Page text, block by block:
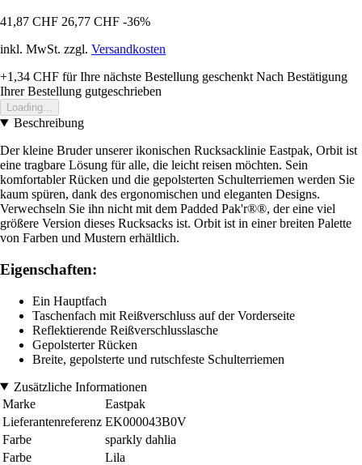
41,87 CHF 26,77 CHF -36%
inkl. MwSt. zzgl. Versandkosten
+1,34 CHF für Ihre nächste Bestellung geschenkt Nach Bestätigung
Ihrer Bestellung gutgeschrieben
Loading...
Beschreibung
Der kleine Bruder unserer ikonischen Rucksacklinie Eastpak, Orbit ist
eine tragbare Lösung für alle, die leicht reisen möchten. Sein
komfortabler Rücken und die gepolsterten Schulterriemen werden Sie
kaum spüren, dank des ergonomischen und eleganten Designs.
Verwechseln Sie ihn nicht mit dem Padded Pak'r®®, der eine viel
größere Version dieses Rucksacks ist. Orbit ist in einer breiten Palette
von Farben und Mustern erhältlich.
Eigenschaften:
Ein Hauptfach
Taschenfach mit Reißverschluss auf der Vorderseite
Reflektierende Reißverschlusslasche
Gepolsterter Rücken
Breite, gepolsterte und rutschfeste Schulterriemen
Zusätzliche Informationen
Marke
Eastpak
Lieferantenreferenz EK000043B0V
Farbe
sparkly dahlia
Farbe
Lila